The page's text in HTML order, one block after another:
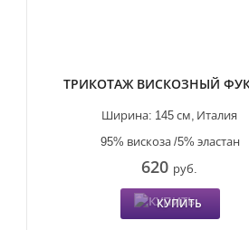
ТРИКОТАЖ ВИСКОЗНЫЙ
Италия
Ширина: 145 см,
95% вискоза /5% эластан
620 руб.
КУПИТЬ